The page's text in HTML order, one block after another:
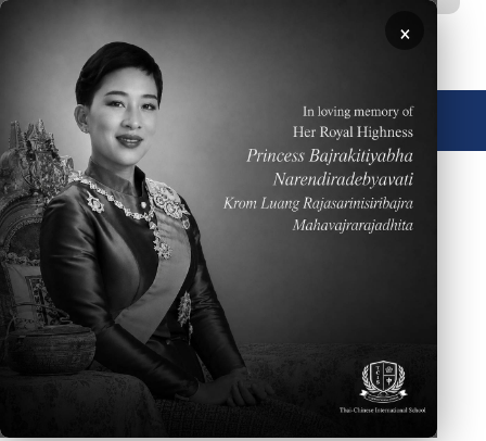
ข้ามไปยังเนื้อหาหลัก
🌐 ประเทศไทย
Please clickHEREto read the Weekly Parent
Newsletter dated May 24, 2026
×